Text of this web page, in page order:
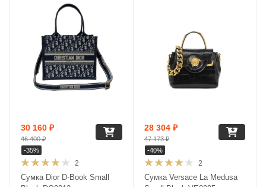
2
Сумка Dior D-Book Small
30 160 ₽
46 400₽
-35%
2
Сумка Versace La Medusa
28 304₽
47 173₽
-40%